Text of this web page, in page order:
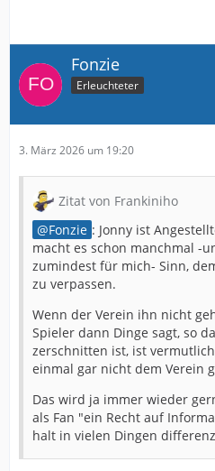
Fonzie
Erleuchteter
3. März 2026 um 19:20
Zitat von Frankiniho
Fonzie : Jonny ist
macht es schon manchmal -
zumindest für mich- Sinn,
zu verpassen.
Wenn der Verein ihn nicht
Spieler dann Dinge sagt, so
zerschnitten ist, ist
einmal gar nicht dem Verein
Das wird ja immer wieder
als Fan "ein Recht auf
halt in vielen Dingen